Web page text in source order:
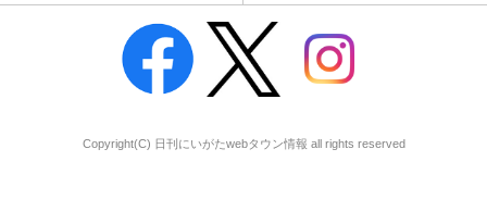
Copyright(C) 日刊にいがたwebタウン情報 all rights reserved